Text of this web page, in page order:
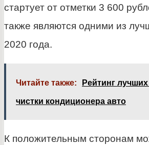
стартует от отметки 3 600
также являются одними из
2020 года.
Читайте также: Рейтинг
чистки кондиционера авто
К положительным сторонам